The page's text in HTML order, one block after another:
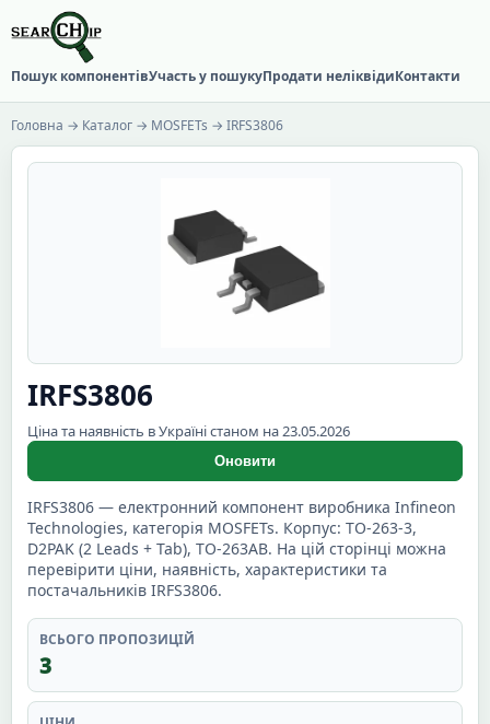
Пошук компонентівУчасть у пошукуПродати неліквідиКонтакти
Головна → Каталог → MOSFETs → IRFS3806
IRFS3806
Ціна та наявність в Україні станом на 23.05.2026
Оновити
IRFS3806 — електронний компонент виробника Infineon
Technologies, категорія MOSFETs. Корпус: TO-263-3,
D2PAK (2 Leads + Tab), TO-263AB. На цій сторінці можна
перевірити ціни, наявність, характеристики та
постачальників IRFS3806.
ВСЬОГО ПРОПОЗИЦІЙ
3